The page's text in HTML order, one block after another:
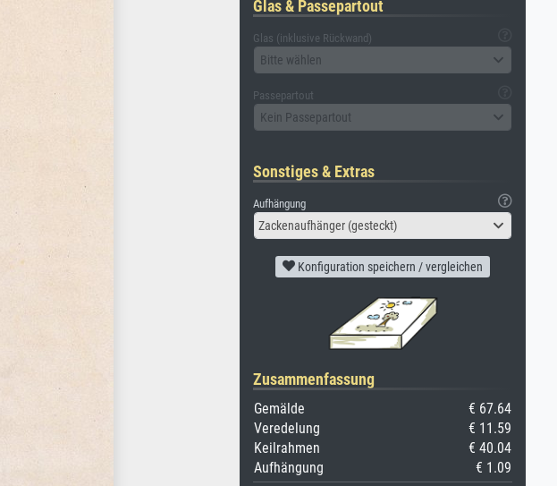
Glas & Passepartout
Glas (inklusive Rückwand)
Bitte wählen
Passepartout
Kein Passepartout
Sonstiges & Extras
Aufhängung
Zackenaufhänger (gesteckt)
Konfiguration speichern / vergleichen
Zusammenfassung
Gemälde
€ 67.64
Veredelung
€ 11.59
Keilrahmen
€ 40.04
Aufhängung
€ 1.09